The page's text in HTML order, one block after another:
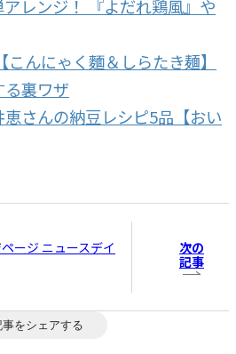
レンジ！ 『よだれ鶏風』や
んにゃく麵＆しらたき麺】
裏ワザ
さんの納豆レシピ5品【おい
ージ ニュースデイ
次の
記事
事をシェアする